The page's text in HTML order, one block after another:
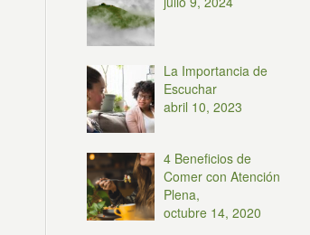
La Importancia de
Escuchar
abril 10, 2023
4 Beneficios de
Comer con Atención
Plena,
octubre 14, 2020